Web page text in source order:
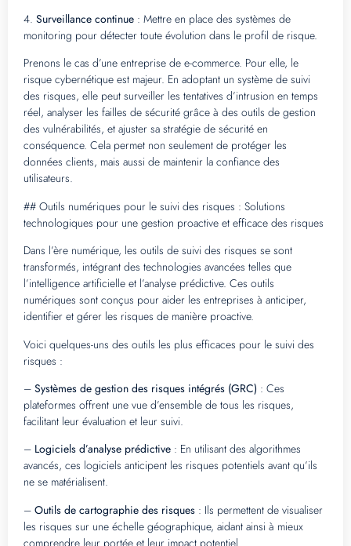
4. Surveillance continue : Mettre en place des systèmes de
monitoring pour détecter toute évolution dans le profil de risque.
Prenons le cas d’une entreprise de e-commerce. Pour elle, le
risque cybernétique est majeur. En adoptant un système de suivi
des risques, elle peut surveiller les tentatives d’intrusion en temps
réel, analyser les failles de sécurité grâce à des outils de gestion
des vulnérabilités, et ajuster sa stratégie de sécurité en
conséquence. Cela permet non seulement de protéger les
données clients, mais aussi de maintenir la confiance des
utilisateurs.
## Outils numériques pour le suivi des risques : Solutions
technologiques pour une gestion proactive et efficace des risques
Dans l’ère numérique, les outils de suivi des risques se sont
transformés, intégrant des technologies avancées telles que
l’intelligence artificielle et l’analyse prédictive. Ces outils
numériques sont conçus pour aider les entreprises à anticiper,
identifier et gérer les risques de manière proactive.
Voici quelques-uns des outils les plus efficaces pour le suivi des
risques :
– Systèmes de gestion des risques intégrés (GRC) : Ces
plateformes offrent une vue d’ensemble de tous les risques,
facilitant leur évaluation et leur suivi.
– Logiciels d’analyse prédictive : En utilisant des algorithmes
avancés, ces logiciels anticipent les risques potentiels avant qu’ils
ne se matérialisent.
– Outils de cartographie des risques : Ils permettent de visualiser
les risques sur une échelle géographique, aidant ainsi à mieux
comprendre leur portée et leur impact potentiel.